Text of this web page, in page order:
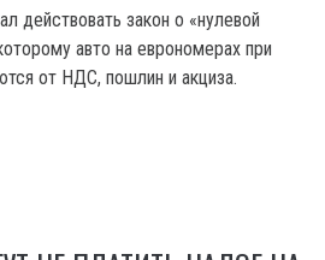
действовать закон о «нулевой
авто на еврономерах при
от НДС, пошлин и акциза.